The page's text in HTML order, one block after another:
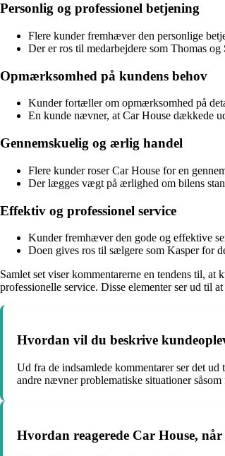
Personlig og professionel betjening
Flere kunder fremhæver den personlige
Der er ros til medarbejdere som Thomas
Opmærksomhed på kundens behov
Kunder fortæller om opmærksomhed på
En kunde nævner, at Car House dækkede
Gennemskuelig og ærlig handel
Flere kunder roser Car House for en
Der lægges vægt på ærlighed om bilens
Effektiv og professionel service
Kunder fremhæver den gode og effektive
Doen gives ros til sælgere som Kasper for
Samlet set viser kommentarerne en tendens til,
professionelle service. Disse elementer ser ud til
Hvordan vil du beskrive
Ud fra de indsamlede kommentarer ser det
andre nævner problematiske situationer
Hvordan reagerede Car House,